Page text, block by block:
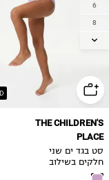
6
8
10
14
THE CHILDREN'S
PLACE
סט בגד ים שני
חלקים בשילוב
כיווצים